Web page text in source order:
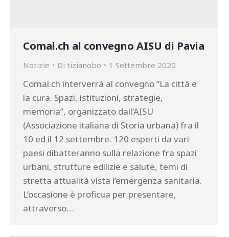
Comal.ch al convegno AISU di Pavia
Notizie Di tizianobo 1 Settembre 2020
Comal.ch interverrà al convegno “La città e
la cura. Spazi, istituzioni, strategie,
memoria”, organizzato dall’AISU
(Associazione italiana di Storia urbana) fra il
10 ed il 12 settembre. 120 esperti da vari
paesi dibatteranno sulla relazione fra spazi
urbani, strutture edilizie e salute, temi di
stretta attualità vista l’emergenza sanitaria.
L’occasione è proficua per presentare,
attraverso…